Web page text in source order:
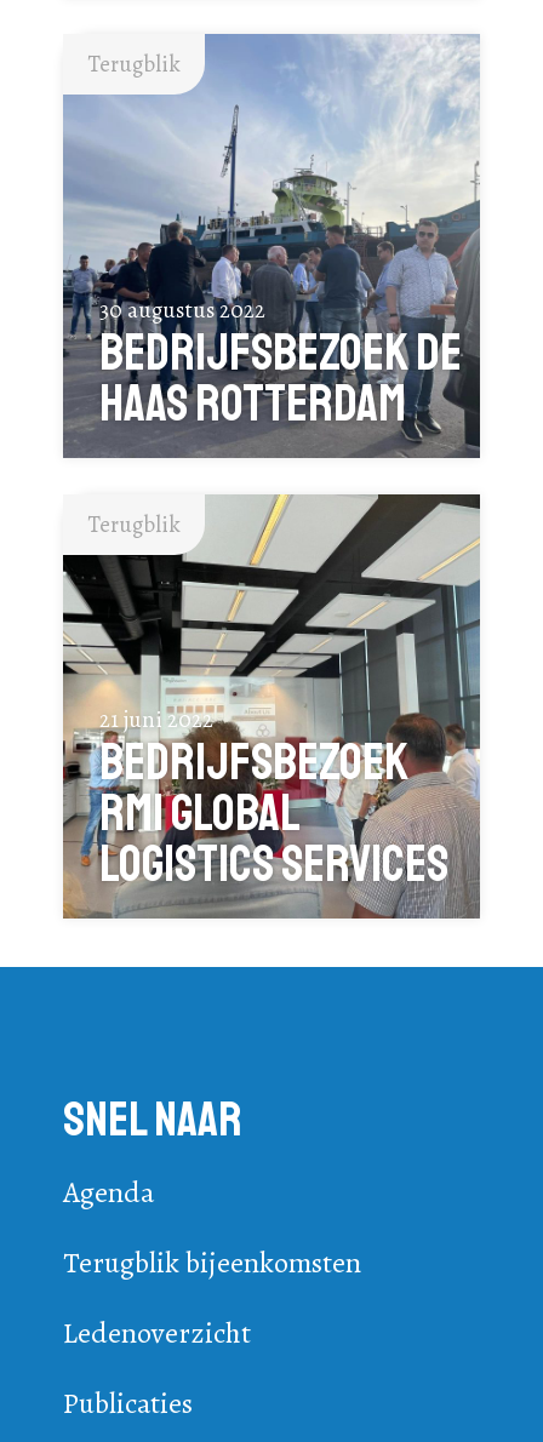
Terugblik
30 augustus 2022
Bedrijfsbezoek De
Haas Rotterdam
Terugblik
21 juni 2022
Bedrijfsbezoek
RMI Global
Logistics Services
Snel naar
Agenda
Terugblik bijeenkomsten
Ledenoverzicht
Publicaties